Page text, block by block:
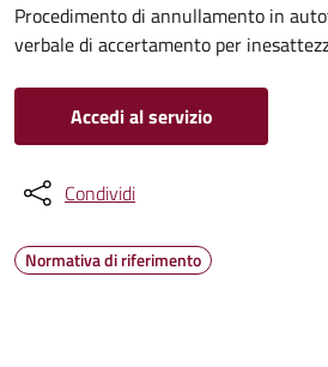
Procedimento di annullamento in
verbale di accertamento per
Accedi al servizio
Condividi
Normativa di riferimento